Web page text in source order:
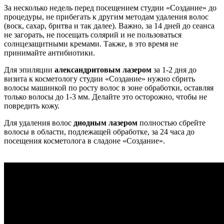
За несколько недель перед посещением студии «Создание» до
процедуры, не прибегать к другим методам удаления волос
(воск, сахар, бритва и так далее). Важно, за 14 дней до сеанса
не загорать, не посещать солярий и не пользоваться
солнцезащитными кремами. Также, в это время не
принимайте антибиотики.
Для эпиляции александритовым лазером за 1-2 дня до
визита к косметологу студии «Создание» нужно сбрить
волосы машинкой по росту волос в зоне обработки, оставляя
только волосы до 1-3 мм. Делайте это осторожно, чтобы не
повредить кожу.
Для удаления волос диодным лазером полностью сбрейте
волосы в области, подлежащей обработке, за 24 часа до
посещения косметолога в сладоне «Создание».